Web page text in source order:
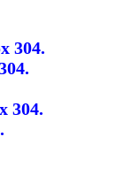
304.
304.